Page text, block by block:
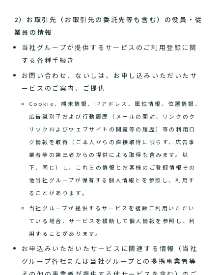
2）お取引先（お取引先の委託先等も含む）の役員・従
業員の情報
当社グループが提供するサービスのご利用登録に関
する各種手続き
お問い合わせ、ないしは、お申し込みいただいたサ
ービスのご案内、ご提供
Cookie、端末情報、IPアドレス、属性情報、位置情報、
広告識別子および行動履歴（メールの開封、リンクのク
リックおよびウェブサイトの閲覧等の履歴）等の利用ロ
グ情報を取得（ご本人からの直接取得に限らず、広告事
業者等の第三者からの提供による取得も含みます。以
下、同じ）し、これらの情報とお客様のご登録情報その
他当社グループが保有する個人情報とを参照し、利用す
ることがあります。
当社グループが提供するサービスを複数ご利用いただい
ている場合、サービスを横断して個人情報を参照し、利
用することがあります。
お申込みいただいたサービスに関連する情報（当社
グループ各社または当社グループとの提携事業者等